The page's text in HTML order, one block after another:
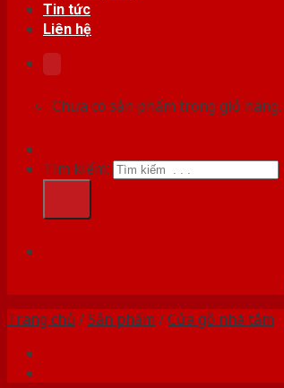
Tin tức
Liên hệ
Chưa có sản phẩm trong giỏ hàng.
Tìm kiếm:
Trang chủ /Sản phẩm /Cửa gỗ nhà tắm